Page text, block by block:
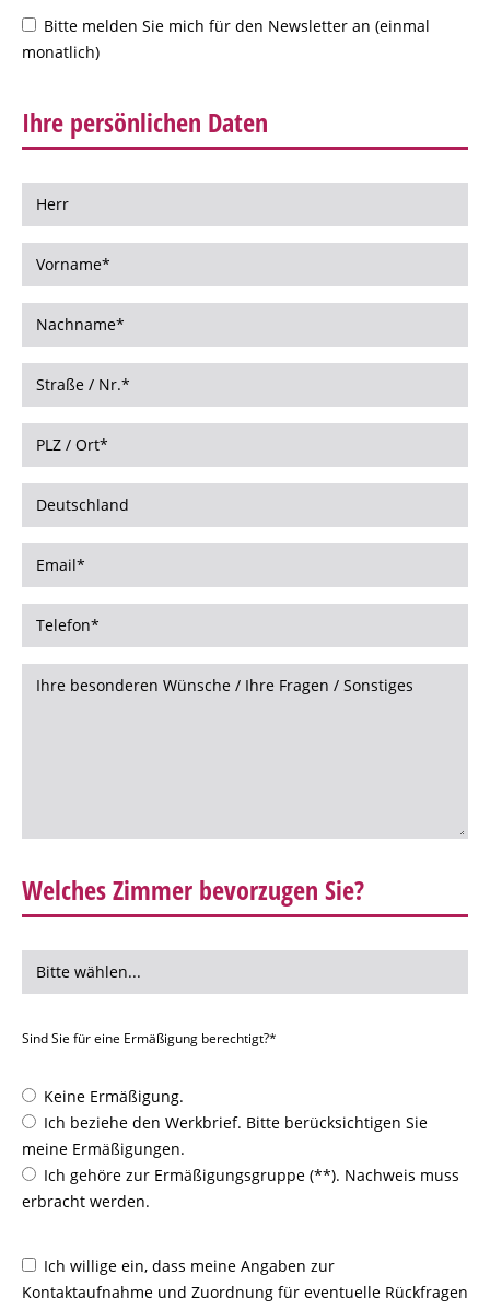
monatlich)
Ihre persönlichen Daten
Welches Zimmer bevorzugen Sie?
Sind Sie für eine Ermäßigung berechtigt?*
Keine Ermäßigung.
meine Ermäßigungen.
erbracht werden.
Kontaktaufnahme und Zuordnung für eventuelle Rückfragen